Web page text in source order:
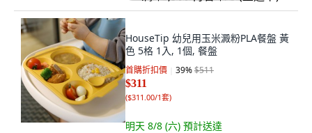
HouseTip 幼兒用玉米澱粉PLA餐盤 黃
色 5格 1入, 1個, 餐盤
首購折扣價 39%$511
$311
($311.00/1套)
明天 8/8 (六) 預計送達